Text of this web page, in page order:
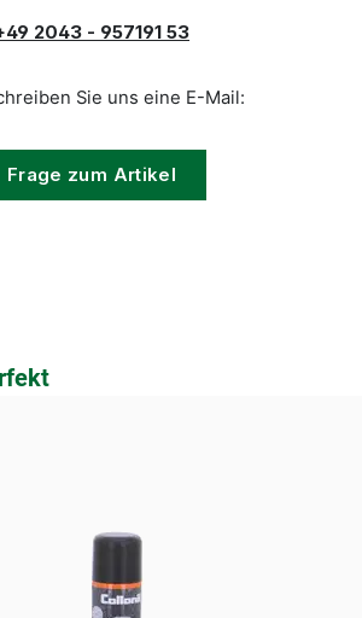
2043 - 957191 53
Sie uns eine E-Mail:
Frage zum Artikel